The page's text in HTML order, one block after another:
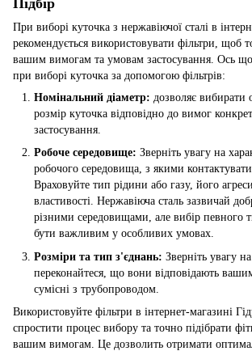
Підбір
При виборі куточка з нержавіючої сталі в
рекомендується використовувати фільтри, щоб
вашим вимогам та умовам застосування. Ось що
при виборі куточка за допомогою фільтрів:
Номінальний діаметр: дозволяє вибирати
розмір куточка відповідно до вимог
застосування.
Робоче середовище: Зверніть увагу на
робочого середовища, з якими
Враховуйте тип рідини або газу, його
властивості. Нержавіюча сталь зазвичай
різними середовищами, але вибір певного
бути важливим у особливих умовах.
Розміри та тип з'єднань: Зверніть увагу
переконайтеся, що вони відповідають
сумісні з трубопроводом.
Використовуйте фільтри в інтернет-магазині
спростити процес вибору та точно підібрати
вашим вимогам. Це дозволить отримати